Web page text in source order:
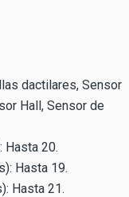
dactilares, Sensor
Hall, Sensor de
Hasta 20.
Hasta 19.
Hasta 21.